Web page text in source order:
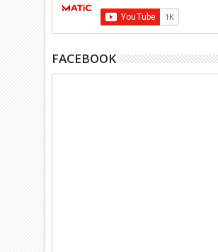
FACEBOOK